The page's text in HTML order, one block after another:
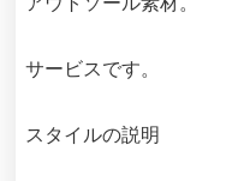
サービスです。
スタイルの説明